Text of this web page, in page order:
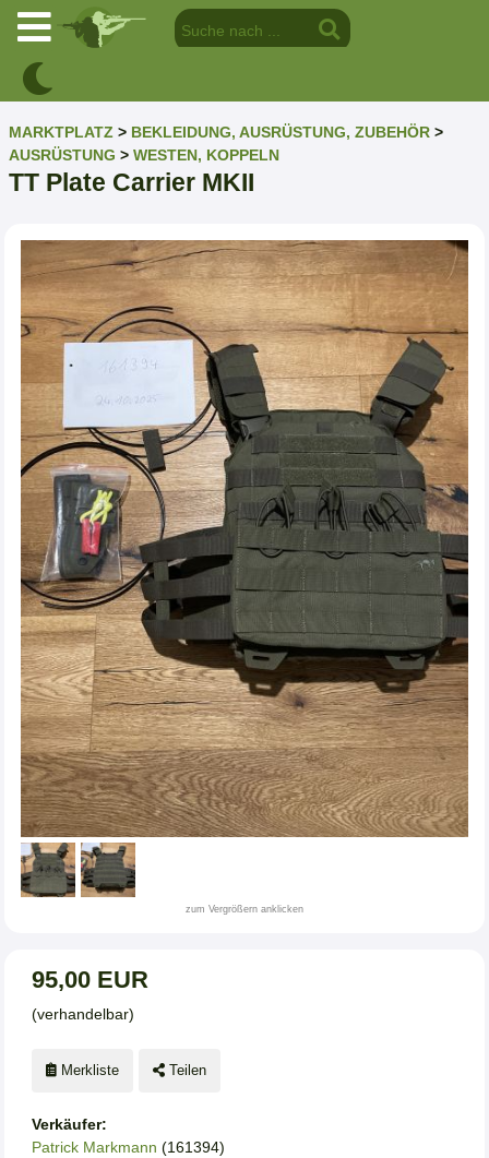
MARKTPLATZ > BEKLEIDUNG, AUSRÜSTUNG, ZUBEHÖR >
AUSRÜSTUNG > WESTEN, KOPPELN
TT Plate Carrier MKII
zum Vergrößern anklicken
95,00 EUR
(verhandelbar)
Merkliste Teilen
Verkäufer:
Patrick Markmann (161394)